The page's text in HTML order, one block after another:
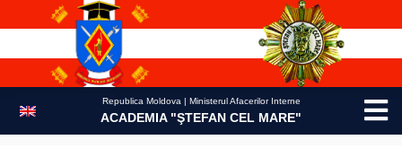
Republica Moldova | Ministerul Afacerilor Interne
ACADEMIA "ŞTEFAN CEL MARE"